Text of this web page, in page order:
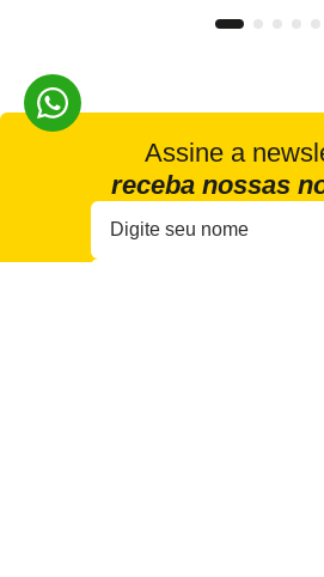
Assine a
receba nossas